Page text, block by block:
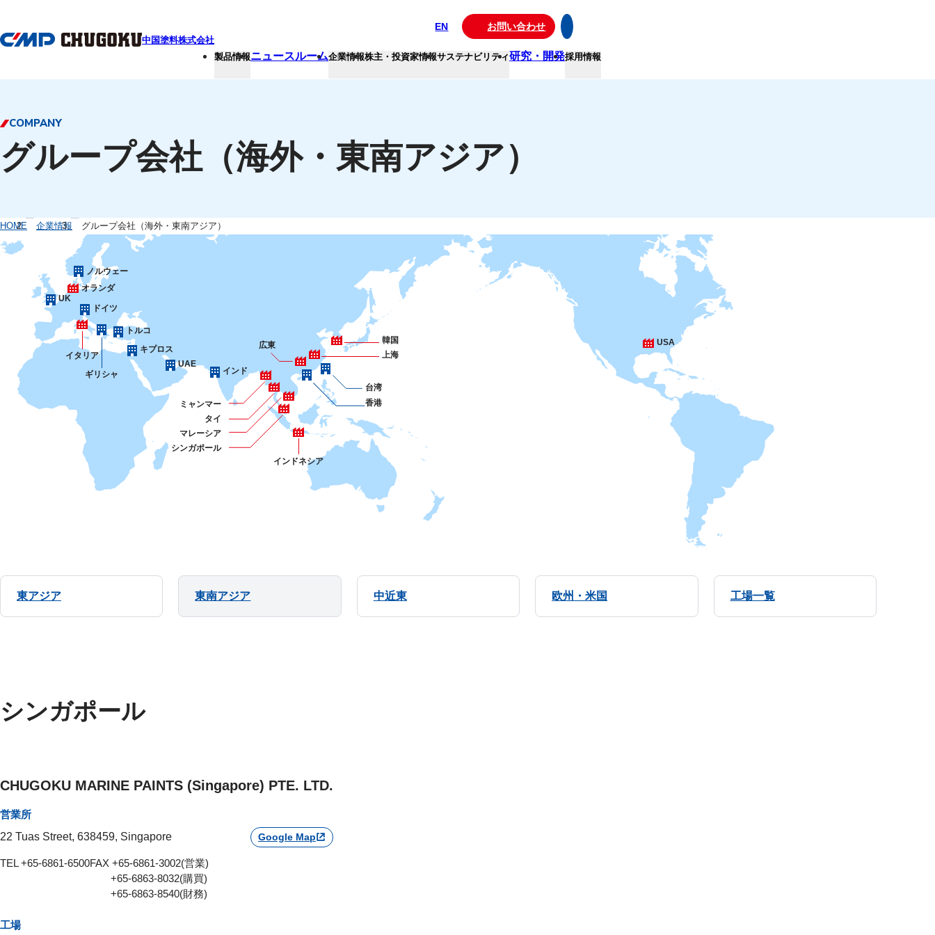
中国塗料株式会社
EN お問い合わせ
製品情報ニュースルーム企業情報株主・投資家情報サステナビリティ研究・開発採用情報
COMPANY
グループ会社（海外・東南アジア）
HOME 企業情報 グループ会社（海外・東南アジア）
ノルウェー
オランダ
UK
ドイツ
トルコ
キプロス
ギリシャ
イタリア
USA
UAE
インド
韓国
上海
台湾
香港
広東
ミャンマー
タイ
マレーシア
シンガポール
インドネシア
東アジア 東南アジア 中近東 欧州・米国 工場一覧
シンガポール
CHUGOKU MARINE PAINTS (Singapore) PTE. LTD.
営業所
22 Tuas Street, 638459, Singapore
Google Map
TEL +65-6861-6500FAX +65-6861-3002(営業)
+65-6863-8032(購買)
+65-6863-8540(財務)
工場